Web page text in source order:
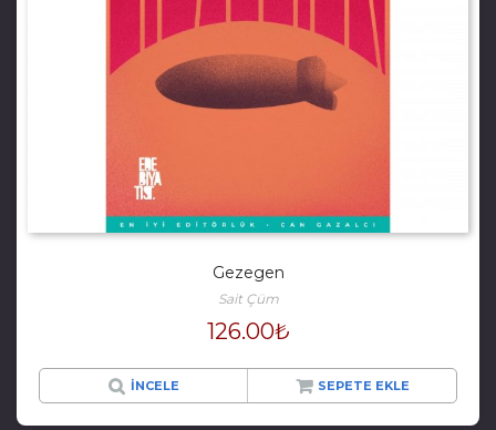
Gezegen
Sait Çüm
126.00₺
İNCELE SEPETE EKLE